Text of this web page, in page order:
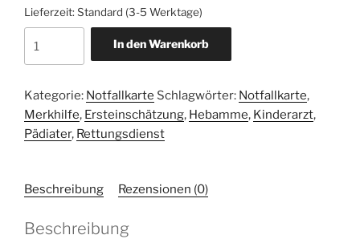
Lieferzeit: Standard (3-5 Werktage)
Menge
In den Warenkorb
Kategorie: Notfallkarte Schlagwörter: Notfallkarte,
Merkhilfe, Ersteinschätzung, Hebamme, Kinderarzt,
Pädiater, Rettungsdienst
Beschreibung Rezensionen (0)
Beschreibung